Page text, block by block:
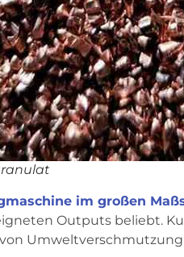
im großen
Outputs beliebt.